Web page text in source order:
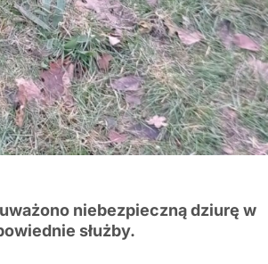
niebezpieczną dziurę w
służby.